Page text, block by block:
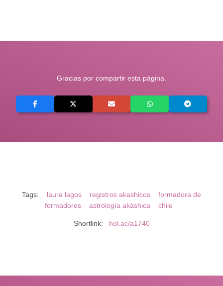
Gracias por compartir esta página.
Tags: laura lagos registros akashicos
formadora de
formadores
astrología akáshica chile
Shortlink: hol.ac/a1740